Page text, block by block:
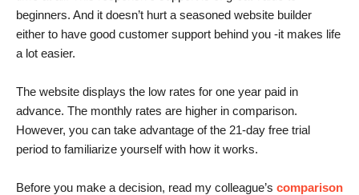
beginners. And it doesn’t hurt a seasoned website builder
either to have good customer support behind you -it makes life
a lot easier.
The website displays the low rates for one year paid in
advance. The monthly rates are higher in comparison.
However, you can take advantage of the 21-day free trial
period to familiarize yourself with how it works.
Before you make a decision, read my colleague’s comparison